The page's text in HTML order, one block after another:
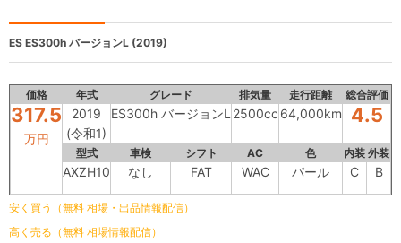
ES ES300h バージョンL (2019)
価格 年式 グレード 排気量 走行距離 総合評価
317.5
万円
2019
(令和1)
ES300h バージョンL 2500cc 64,000km 4.5
型式 車検 シフト AC 色 内装 外装
AXZH10 なし FAT WAC パール C B
安く買う（無料 相場・出品情報配信）
高く売る（無料 相場情報配信）